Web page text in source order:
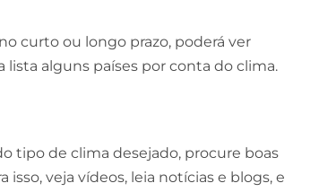
curto ou longo prazo, poderá ver
lista alguns países por conta do clima.
tipo de clima desejado, procure boas
veja vídeos, leia notícias e blogs, e